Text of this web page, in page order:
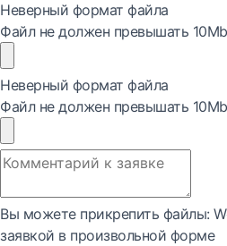
Неверный формат файла
Файл не должен превышать 10Mb
Неверный формат файла
Файл не должен превышать 10Mb
Вы можете прикрепить файлы:
заявкой в произвольной форме